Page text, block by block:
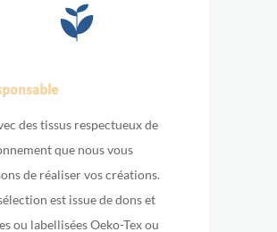
des tissus respectueux de
que nous vous
de réaliser vos créations.
est issue de dons et
ou labellisées Oeko-Tex ou